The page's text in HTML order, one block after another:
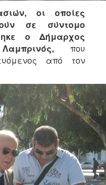
οι οποίες
σε σύντομο
ο Δήμαρχος
που
από τον